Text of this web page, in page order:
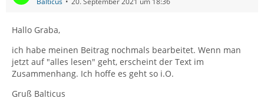
Hallo Graba,
ich habe meinen Beitrag nochmals bearbeitet. Wenn man
jetzt auf "alles lesen" geht, erscheint der Text im
Zusammenhang. Ich hoffe es geht so i.O.
Gruß Balticus